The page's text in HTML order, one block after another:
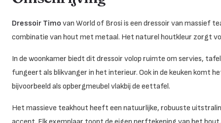
Dressoir Timo van World of Brosi is een dressoir van massief
combinatie van hout met metaal. Het naturel houtkleur zorgt
In de woonkamer biedt dit dressoir volop ruimte om servies,
fungeert als blikvanger in het interieur. Ook in de keuken komt
bijvoorbeeld als opbergmeubel vlakbij de eettafel.
Het massieve teakhout heeft een natuurlijke, robuuste